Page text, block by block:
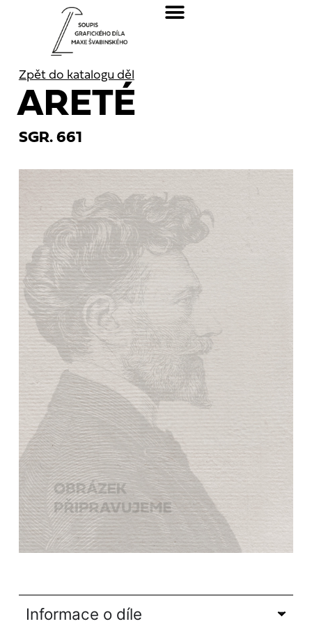
Zpět do katalogu děl
ARETÉ
SGR. 661
Informace o díle